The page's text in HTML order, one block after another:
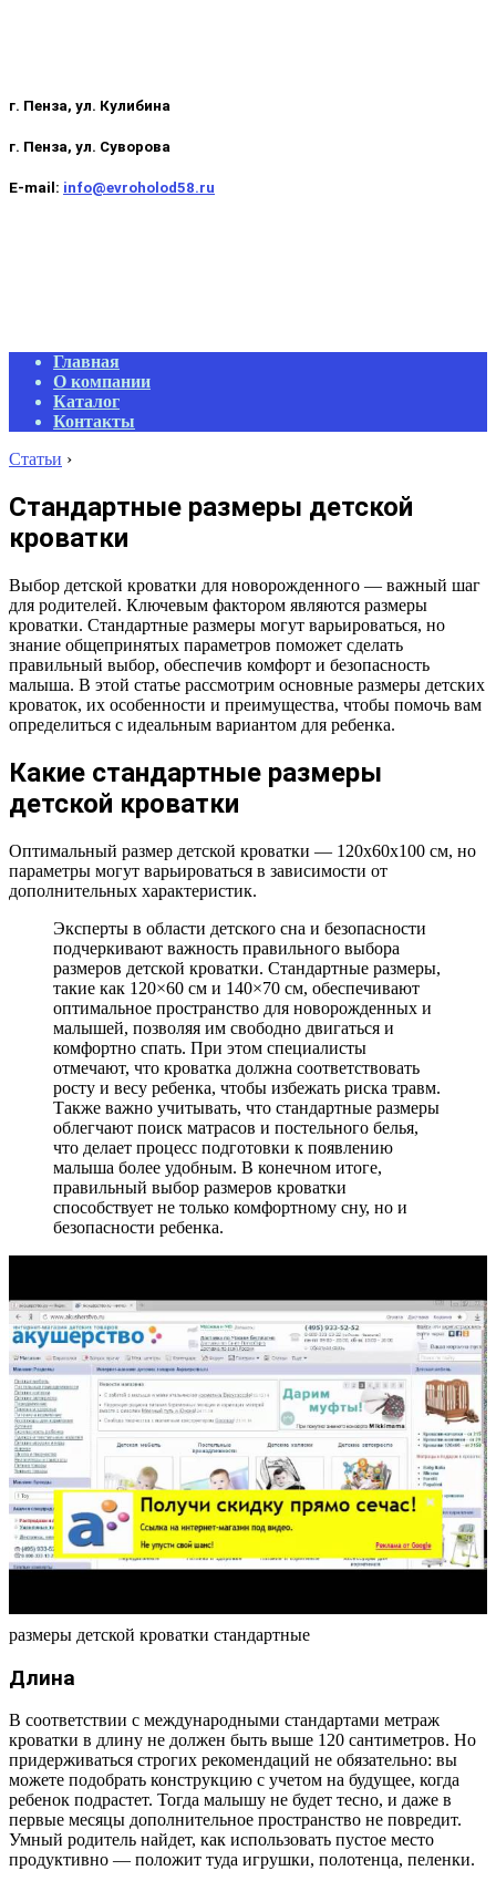
г. Пенза, ул. Кулибина
г. Пенза, ул. Суворова
E-mail: info@evroholod58.ru
Primary
Navigation
Menu
Главная
О компании
Каталог
Контакты
Статьи ›
Стандартные размеры детской
кроватки
Выбор детской кроватки для новорожденного — важный шаг
для родителей. Ключевым фактором являются размеры
кроватки. Стандартные размеры могут варьироваться, но
знание общепринятых параметров поможет сделать
правильный выбор, обеспечив комфорт и безопасность
малыша. В этой статье рассмотрим основные размеры детских
кроваток, их особенности и преимущества, чтобы помочь вам
определиться с идеальным вариантом для ребенка.
Какие стандартные размеры
детской кроватки
Оптимальный размер детской кроватки — 120x60x100 см, но
параметры могут варьироваться в зависимости от
дополнительных характеристик.
Эксперты в области детского сна и безопасности
подчеркивают важность правильного выбора
размеров детской кроватки. Стандартные размеры,
такие как 120×60 см и 140×70 см, обеспечивают
оптимальное пространство для новорожденных и
малышей, позволяя им свободно двигаться и
комфортно спать. При этом специалисты
отмечают, что кроватка должна соответствовать
росту и весу ребенка, чтобы избежать риска травм.
Также важно учитывать, что стандартные размеры
облегчают поиск матрасов и постельного белья,
что делает процесс подготовки к появлению
малыша более удобным. В конечном итоге,
правильный выбор размеров кроватки
способствует не только комфортному сну, но и
безопасности ребенка.
размеры детской кроватки стандартные
Длина
В соответствии с международными стандартами метраж
кроватки в длину не должен быть выше 120 сантиметров. Но
придерживаться строгих рекомендаций не обязательно: вы
можете подобрать конструкцию с учетом на будущее, когда
ребенок подрастет. Тогда малышу не будет тесно, и даже в
первые месяцы дополнительное пространство не повредит.
Умный родитель найдет, как использовать пустое место
продуктивно — положит туда игрушки, полотенца, пеленки.